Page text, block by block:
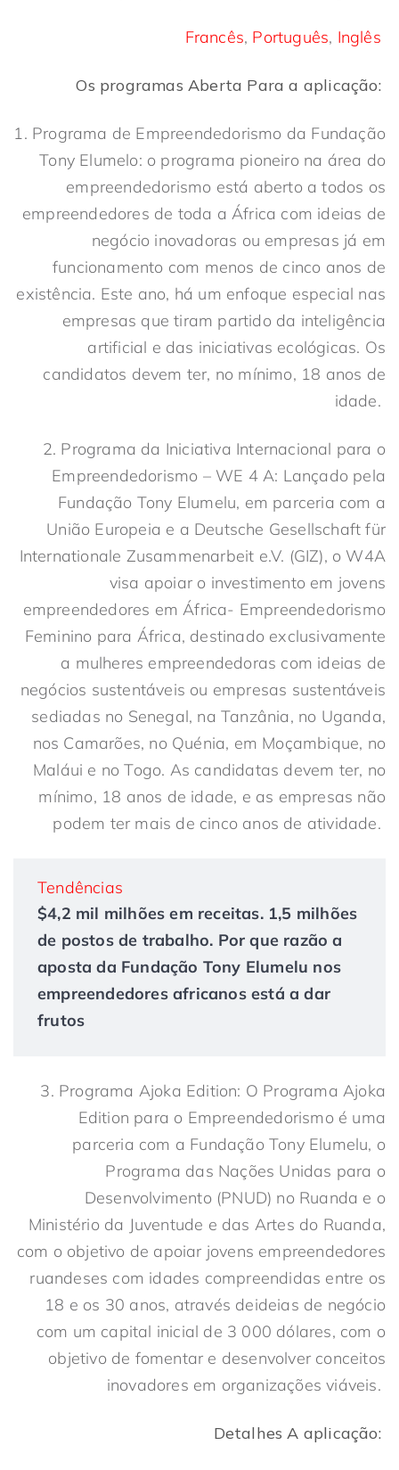
Francês, Português, Inglês
Os programas Aberta Para a aplicação:
1. Programa de Empreendedorismo da Fundação
Tony Elumelo: o programa pioneiro na área do
empreendedorismo está aberto a todos os
empreendedores de toda a África com ideias de
negócio inovadoras ou empresas já em
funcionamento com menos de cinco anos de
existência. Este ano, há um enfoque especial nas
empresas que tiram partido da inteligência
artificial e das iniciativas ecológicas. Os
candidatos devem ter, no mínimo, 18 anos de
idade.
2. Programa da Iniciativa Internacional para o
Empreendedorismo – WE 4 A: Lançado pela
Fundação Tony Elumelu, em parceria com a
União Europeia e a Deutsche Gesellschaft für
Internationale Zusammenarbeit e.V. (GIZ), o W4A
visa apoiar o investimento em jovens
empreendedores em África- Empreendedorismo
Feminino para África, destinado exclusivamente
a mulheres empreendedoras com ideias de
negócios sustentáveis ou empresas sustentáveis
sediadas no Senegal, na Tanzânia, no Uganda,
nos Camarões, no Quénia, em Moçambique, no
Maláui e no Togo. As candidatas devem ter, no
mínimo, 18 anos de idade, e as empresas não
podem ter mais de cinco anos de atividade.
Tendências
$4,2 mil milhões em receitas. 1,5 milhões
de postos de trabalho. Por que razão a
aposta da Fundação Tony Elumelu nos
empreendedores africanos está a dar
frutos
3. Programa Ajoka Edition: O Programa Ajoka
Edition para o Empreendedorismo é uma
parceria com a Fundação Tony Elumelu, o
Programa das Nações Unidas para o
Desenvolvimento (PNUD) no Ruanda e o
Ministério da Juventude e das Artes do Ruanda,
com o objetivo de apoiar jovens empreendedores
ruandeses com idades compreendidas entre os
18 e os 30 anos, através deideias de negócio
com um capital inicial de 3 000 dólares, com o
objetivo de fomentar e desenvolver conceitos
inovadores em organizações viáveis.
Detalhes A aplicação: